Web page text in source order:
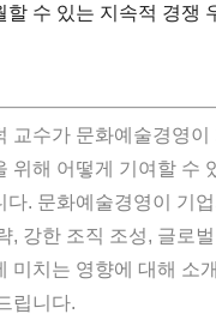
할 수 있는 지속적 경쟁
교수가 문화예술경영이
위해 어떻게 기여할 수
다. 문화예술경영이 기
, 강한 조직 조성, 글로
미치는 영향에 대해 소
립니다.